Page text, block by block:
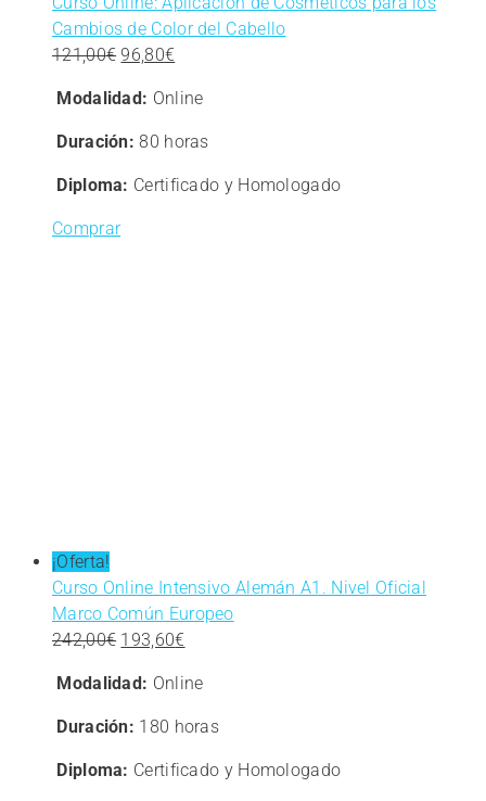
Cambios de Color del Cabello
121,00€ El
original
era:
96,80€
actual
Modalidad: Online
Duración: 80 horas
Diploma: Certificado y Homologado
Comprar
¡Oferta!
Curso Online Intensivo Alemán A1. Nivel Oficial
Marco Común Europeo
242,00€ El
original
era:
193,60€
actual
Modalidad: Online
Duración: 180 horas
Diploma: Certificado y Homologado